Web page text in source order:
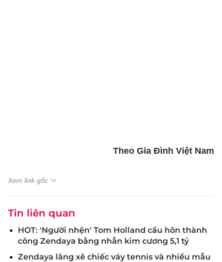
Theo Gia Đình Việt Nam
Xem link gốc
Tin liên quan
HOT: 'Người nhện' Tom Holland cầu hôn thành
công Zendaya bằng nhẫn kim cương 5,1 tỷ
Zendaya lăng xê chiếc váy tennis và nhiều mẫu